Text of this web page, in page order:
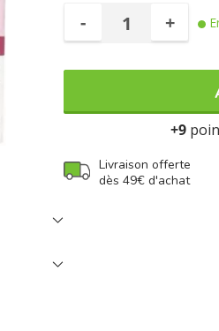
- +
+9
Livraison offerte
dès 49€ d'achat